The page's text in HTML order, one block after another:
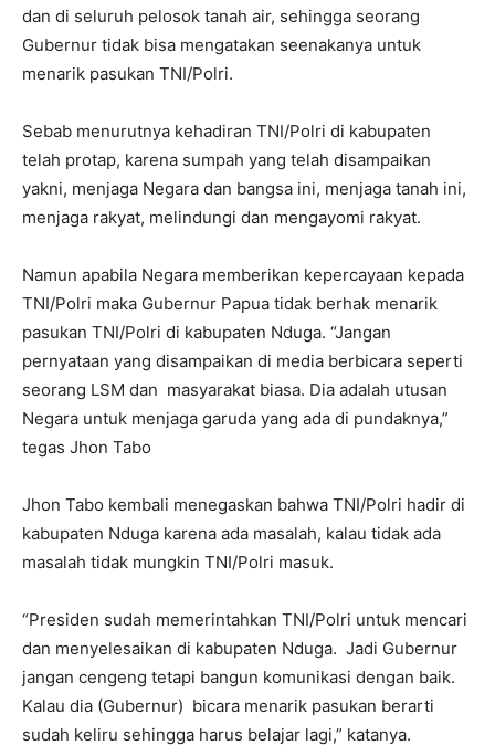
dan di seluruh pelosok tanah air, sehingga seorang
Gubernur tidak bisa mengatakan seenakanya untuk
menarik pasukan TNI/Polri.
Sebab menurutnya kehadiran TNI/Polri di kabupaten
telah protap, karena sumpah yang telah disampaikan
yakni, menjaga Negara dan bangsa ini, menjaga tanah ini,
menjaga rakyat, melindungi dan mengayomi rakyat.
Namun apabila Negara memberikan kepercayaan kepada
TNI/Polri maka Gubernur Papua tidak berhak menarik
pasukan TNI/Polri di kabupaten Nduga. “Jangan
pernyataan yang disampaikan di media berbicara seperti
seorang LSM dan masyarakat biasa. Dia adalah utusan
Negara untuk menjaga garuda yang ada di pundaknya,”
tegas Jhon Tabo
Jhon Tabo kembali menegaskan bahwa TNI/Polri hadir di
kabupaten Nduga karena ada masalah, kalau tidak ada
masalah tidak mungkin TNI/Polri masuk.
“Presiden sudah memerintahkan TNI/Polri untuk mencari
dan menyelesaikan di kabupaten Nduga. Jadi Gubernur
jangan cengeng tetapi bangun komunikasi dengan baik.
Kalau dia (Gubernur) bicara menarik pasukan berarti
sudah keliru sehingga harus belajar lagi,” katanya.